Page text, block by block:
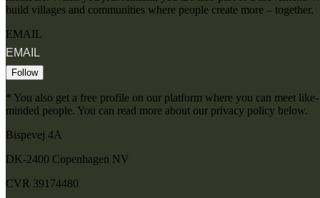
build villages and communities where people create more – together.
EMAIL
Follow
* You also get a free profile on our platform where you can meet like-
minded people. You can read more about our privacy policy below.
Bispevej 4A
DK-2400 Copenhagen NV
CVR 39174480